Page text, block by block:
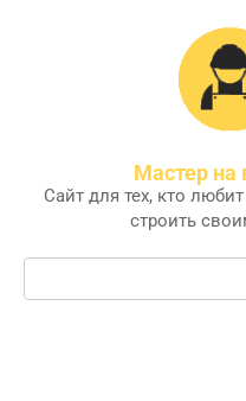
Мастер на
Сайт для тех, кто
строить
Поиск: